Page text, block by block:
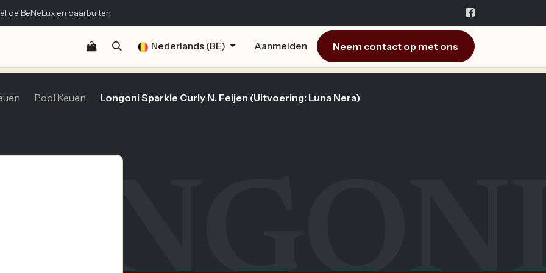
de BeNeLux en daarbuiten
Documentatie Publicaties Contact
Nederlands (BE) Aanmelden Neem contact op met ons
Pool Keuen Longoni Sparkle Curly N. Feijen (Uitvoering: Luna Nera)